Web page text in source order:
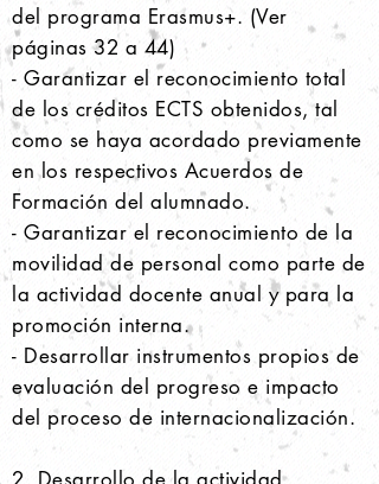
del programa Erasmus+. (Ver
páginas 32 a 44)
- Garantizar el reconocimiento total
de los créditos ECTS obtenidos, tal
como se haya acordado previamente
en los respectivos Acuerdos de
Formación del alumnado.
- Garantizar el reconocimiento de la
movilidad de personal como parte de
la actividad docente anual y para la
promoción interna.
- Desarrollar instrumentos propios de
evaluación del progreso e impacto
del proceso de internacionalización.